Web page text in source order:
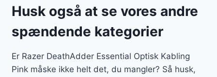
Husk også at se vores andre
spændende kategorier
Er Razer DeathAdder Essential Optisk Kabling
Pink måske ikke helt det, du mangler? Så husk,